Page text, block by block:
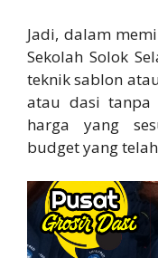
Jadi, dalam
Sekolah Solok
teknik sablon
atau dasi tanpa
harga yang
budget yang